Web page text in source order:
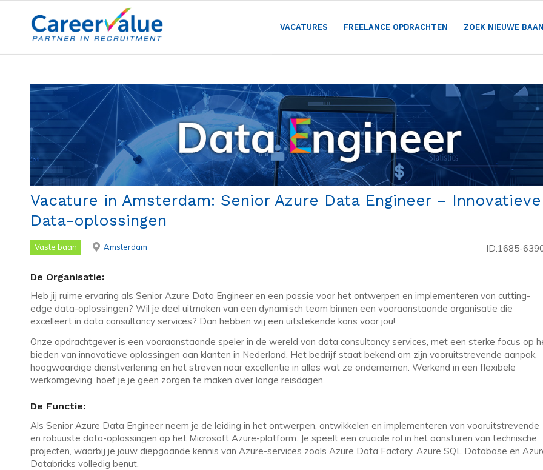
VACATURES FREELANCE OPDRACHTEN ZOEK NIEUWE BAAN
Vacature in Amsterdam: Senior Azure Data Engineer – Innovatieve
Data-oplossingen
Vaste baan Amsterdam ID:1685-
De Organisatie:
Heb jij ruime ervaring als Senior Azure Data Engineer en een passie voor het ontwerpen en implementeren van cutting-
edge data-oplossingen? Wil je deel uitmaken van een dynamisch team binnen een vooraanstaande organisatie die
excelleert in data consultancy services? Dan hebben wij een uitstekende kans voor jou!
Onze opdrachtgever is een vooraanstaande speler in de wereld van data consultancy services, met een sterke focus op
bieden van innovatieve oplossingen aan klanten in Nederland. Het bedrijf staat bekend om zijn vooruitstrevende aanpak,
hoogwaardige dienstverlening en het streven naar excellentie in alles wat ze ondernemen. Werkend in een flexibele
werkomgeving, hoef je je geen zorgen te maken over lange reisdagen.
De Functie:
Als Senior Azure Data Engineer neem je de leiding in het ontwerpen, ontwikkelen en implementeren van vooruitstrevende
en robuuste data-oplossingen op het Microsoft Azure-platform. Je speelt een cruciale rol in het aansturen van technische
projecten, waarbij je jouw diepgaande kennis van Azure-services zoals Azure Data Factory, Azure SQL Database en
Databricks volledig benut.